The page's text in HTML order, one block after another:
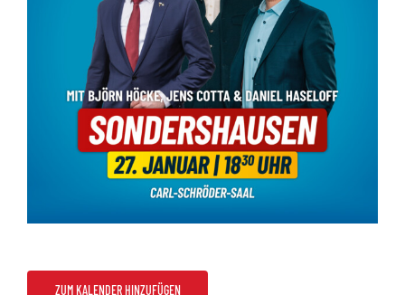
ZUM KALENDER HINZUFÜGEN